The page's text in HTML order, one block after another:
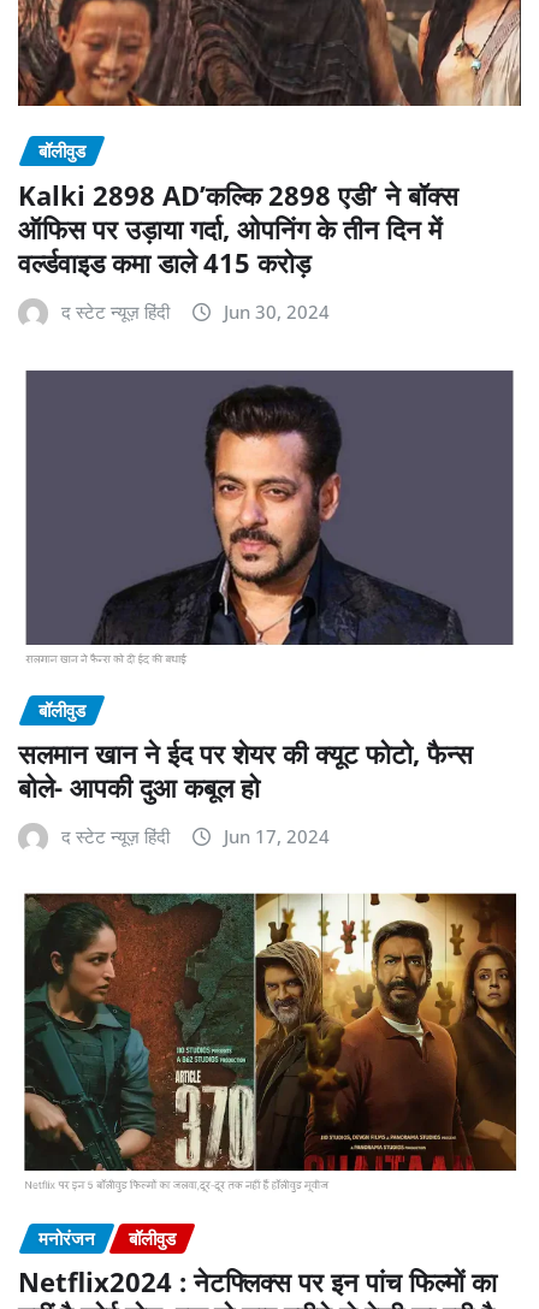
बॉलीवुड
Kalki 2898 AD’कल्कि 2898 एडी’ ने बॉक्स
ऑफिस पर उड़ाया गर्दा, ओपनिंग के तीन दिन में
वर्ल्डवाइड कमा डाले 415 करोड़
द स्टेट न्यूज़ हिंदी Jun 30, 2024
बॉलीवुड
सलमान खान ने ईद पर शेयर की क्यूट फोटो, फैन्स
बोले- आपकी दुआ कबूल हो
द स्टेट न्यूज़ हिंदी Jun 17, 2024
मनोरंजन बॉलीवुड
Netflix2024 : नेटफ्लिक्स पर इन पांच फिल्मों का